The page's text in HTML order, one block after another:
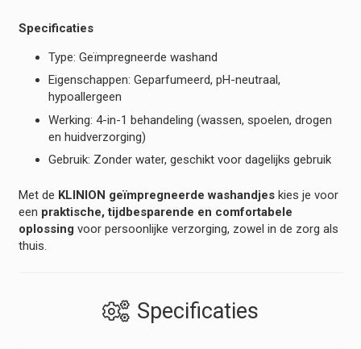
Specificaties
Type: Geïmpregneerde washand
Eigenschappen: Geparfumeerd, pH-neutraal,
hypoallergeen
Werking: 4-in-1 behandeling (wassen, spoelen, drogen
en huidverzorging)
Gebruik: Zonder water, geschikt voor dagelijks gebruik
Met de KLINION geïmpregneerde washandjeskies je voor
een praktische, tijdbesparende en comfortabele
oplossing voor persoonlijke verzorging, zowel in de zorg als
thuis.
Specificaties